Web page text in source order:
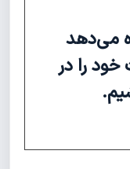
می‌دهد
را در